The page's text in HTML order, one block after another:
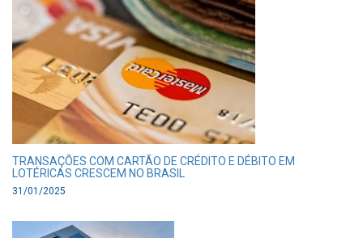
TRANSAÇÕES COM CARTÃO DE CRÉDITO E DÉBITO EM
LOTÉRICAS CRESCEM NO BRASIL
31/01/2025